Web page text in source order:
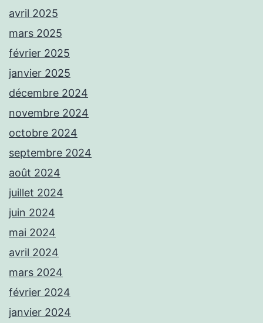
avril 2025
mars 2025
février 2025
janvier 2025
décembre 2024
novembre 2024
octobre 2024
septembre 2024
août 2024
juillet 2024
juin 2024
mai 2024
avril 2024
mars 2024
février 2024
janvier 2024